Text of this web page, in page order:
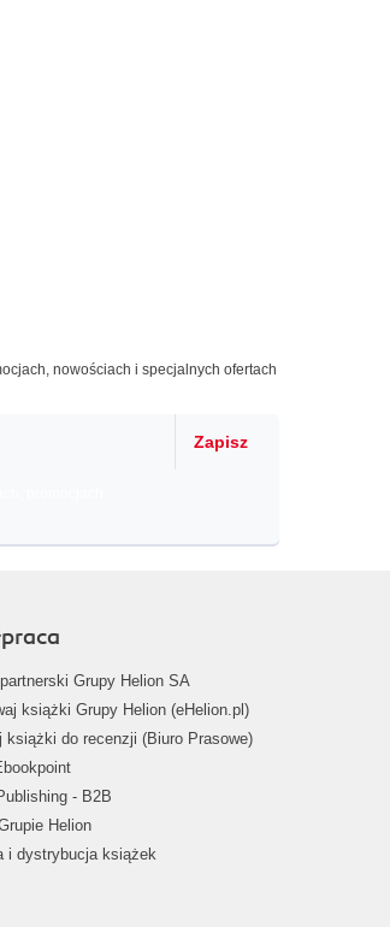
nowościach i specjalnych ofertach
Zapisz
Grupy Helion SA
książki Grupy Helion (eHelion.pl)
książki do recenzji (Biuro Prasowe)
- B2B
Helion
i dystrybucja książek